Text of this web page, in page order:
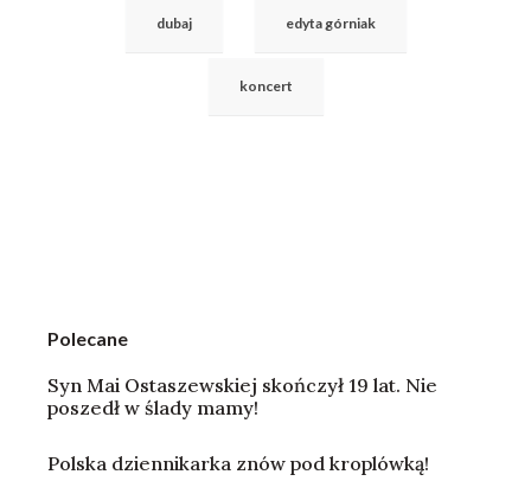
dubaj edyta górniak
koncert
Polecane
Syn Mai Ostaszewskiej skończył 19 lat. Nie
poszedł w ślady mamy!
Polska dziennikarka znów pod kroplówką!